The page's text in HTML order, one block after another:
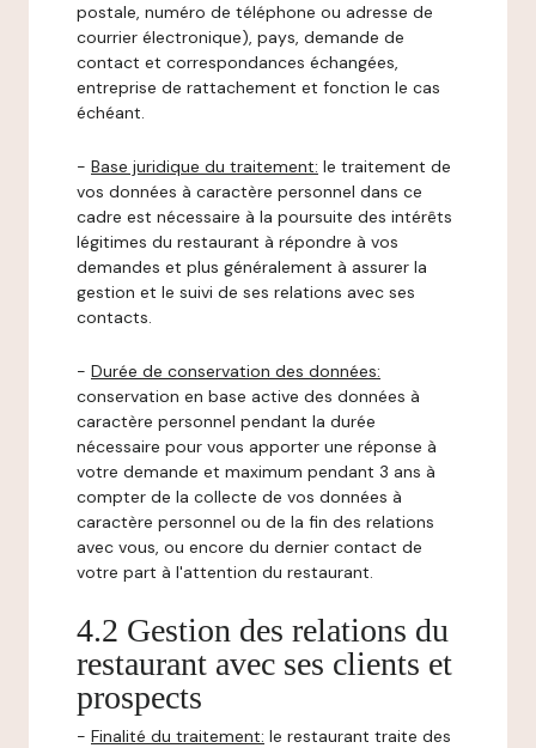
postale, numéro de téléphone ou adresse de
courrier électronique), pays, demande de
contact et correspondances échangées,
entreprise de rattachement et fonction le cas
échéant.
- Base juridique du traitement: le traitement de
vos données à caractère personnel dans ce
cadre est nécessaire à la poursuite des intérêts
légitimes du restaurant à répondre à vos
demandes et plus généralement à assurer la
gestion et le suivi de ses relations avec ses
contacts.
- Durée de conservation des données:
conservation en base active des données à
caractère personnel pendant la durée
nécessaire pour vous apporter une réponse à
votre demande et maximum pendant 3 ans à
compter de la collecte de vos données à
caractère personnel ou de la fin des relations
avec vous, ou encore du dernier contact de
votre part à l'attention du restaurant.
4.2 Gestion des relations du
restaurant avec ses clients et
prospects
- Finalité du traitement: le restaurant traite des